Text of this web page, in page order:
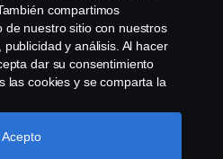
compartimos
de nuestro sitio con nuestros
y análisis. Al hacer
dar su consentimiento
las cookies y se comparta la
de cookies" y
que desea aceptar. Para
Acepto